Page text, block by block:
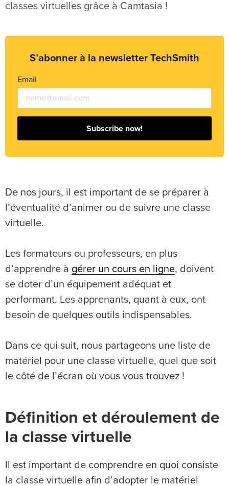
classes virtuelles grâce à Camtasia !
S’abonner à la newsletter TechSmith
Email
Subscribe now!
De nos jours, il est important de se préparer à
l’éventualité d’animer ou de suivre une classe
virtuelle.
Les formateurs ou professeurs, en plus
d’apprendre à gérer un cours en ligne, doivent
se doter d’un équipement adéquat et
performant. Les apprenants, quant à eux, ont
besoin de quelques outils indispensables.
Dans ce qui suit, nous partageons une liste de
matériel pour une classe virtuelle, quel que soit
le côté de l’écran où vous vous trouvez !
Définition et déroulement de
la classe virtuelle
Il est important de comprendre en quoi consiste
la classe virtuelle afin d’adopter le matériel